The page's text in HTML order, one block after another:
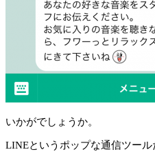
いかがでしょうか。
LINEというポップな通信ツー